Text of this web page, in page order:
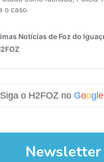
Siga o H2FOZ no Google
Newsletter